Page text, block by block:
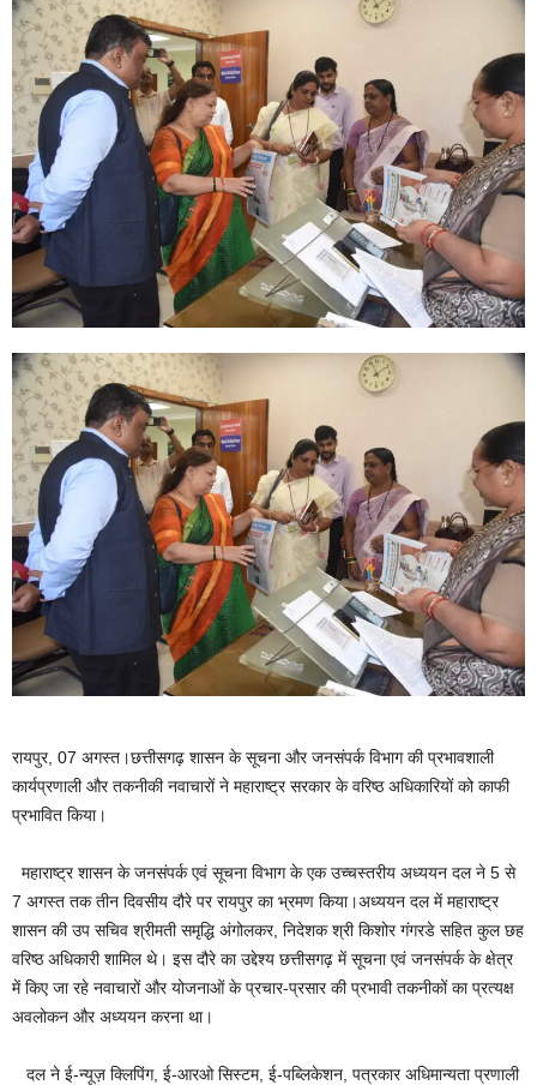
रायपुर, 07 अगस्त।छत्तीसगढ़ शासन के सूचना और जनसंपर्क विभाग की प्रभावशाली
कार्यप्रणाली और तकनीकी नवाचारों ने महाराष्ट्र सरकार के वरिष्ठ अधिकारियों को काफी
प्रभावित किया।
महाराष्ट्र शासन के जनसंपर्क एवं सूचना विभाग के एक उच्चस्तरीय अध्ययन दल ने 5 से
7 अगस्त तक तीन दिवसीय दौरे पर रायपुर का भ्रमण किया।अध्ययन दल में महाराष्ट्र
शासन की उप सचिव श्रीमती समृद्धि अंगोलकर, निदेशक श्री किशोर गंगरडे सहित कुल छह
वरिष्ठ अधिकारी शामिल थे। इस दौरे का उद्देश्य छत्तीसगढ़ में सूचना एवं जनसंपर्क के क्षेत्र
में किए जा रहे नवाचारों और योजनाओं के प्रचार-प्रसार की प्रभावी तकनीकों का प्रत्यक्ष
अवलोकन और अध्ययन करना था।
दल ने ई-न्यूज़ क्लिपिंग, ई-आरओ सिस्टम, ई-पब्लिकेशन, पत्रकार अधिमान्यता प्रणाली